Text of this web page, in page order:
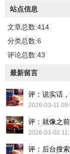
站点信息
文章总数:414
分类总数:6
评论总数:43
最新留言
评：说实话
2026-03-11
评：就像之
2026-03-02
评：后台搜